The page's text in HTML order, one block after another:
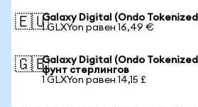
🇪🇺Galaxy Digital (Ondo
1 GLXYon равен 16,49 €
🇬🇧Galaxy Digital (Ondo
фунт стерлингов
1 GLXYon равен 14,15 £